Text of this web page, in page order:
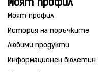
Моят профил
Моят профил
История на поръчките
Любими продукти
Информационен бюлетин